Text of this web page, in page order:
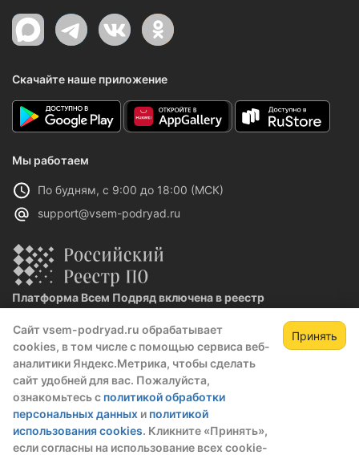
Сайт vsem-podryad.ru обрабатывает
cookies, в том числе с помощью сервиса веб-
аналитики Яндекс.Метрика, чтобы сделать
сайт удобней для вас. Пожалуйста,
ознакомьтесь с политикой обработки
персональных данных и политикой
использования cookies. Кликните «Принять»,
если согласны на использование всех cookie-
Принять
Скачайте наше приложение
Мы работаем
По будням, с 9:00 до 18:00 (МСК)
support@vsem-podryad.ru
Платформа Всем Подряд включена в реестр
Реестровая запись №32021 от 06.02.2026
Политика конфиденциальности
О компании